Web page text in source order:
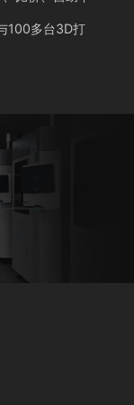
100多台3D打